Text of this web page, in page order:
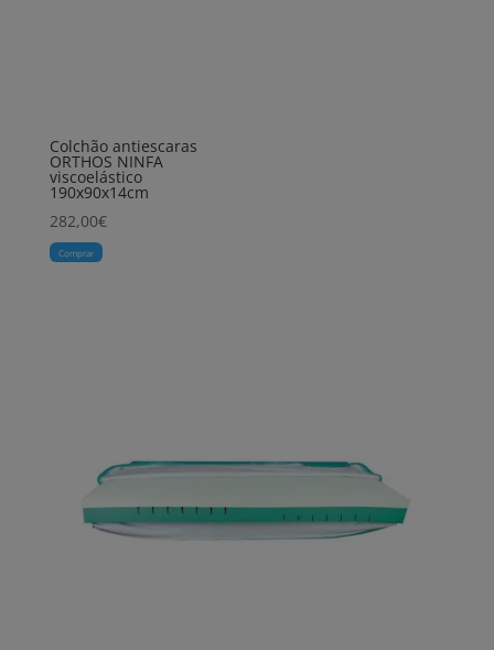
Colchão antiescaras
ORTHOS NINFA
viscoelástico
190x90x14cm
282,00€
Comprar